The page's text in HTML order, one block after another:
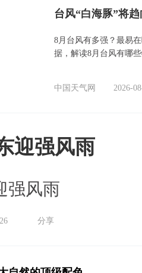
台风“白海豚”将
8月台风有多强？最易
据，解读8月台风有哪
中国天气网 2026-
迎强风雨
强风雨
分享